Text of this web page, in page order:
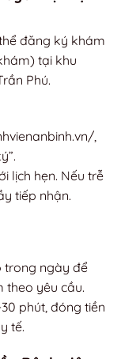
đăng ký khám
tại khu
Phú.
,
lịch hẹn. Nếu trễ
tiếp nhận.
trong ngày để
theo yêu cầu.
phút, đóng tiền
tế.